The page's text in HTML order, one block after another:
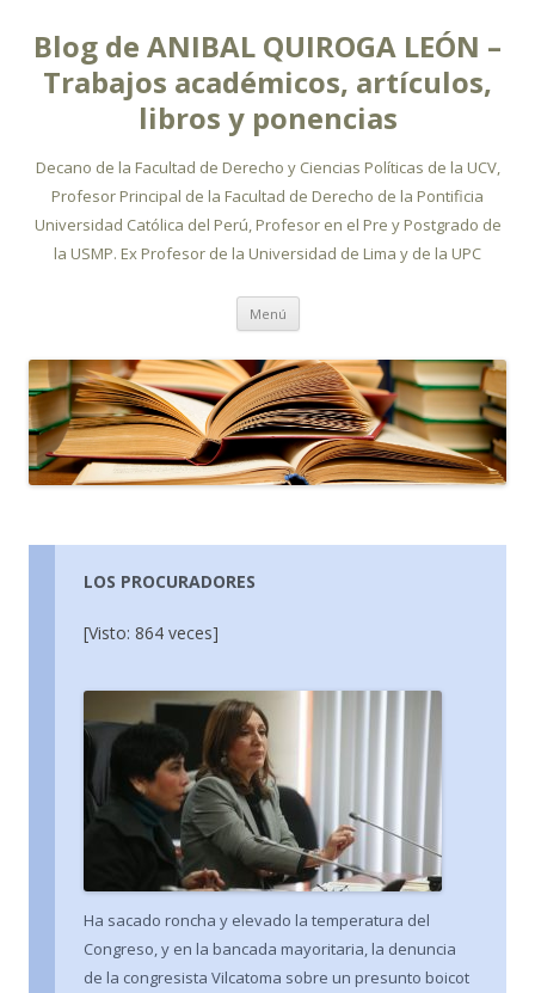
Blog de ANIBAL QUIROGA LEÓN –
Trabajos académicos, artículos,
libros y ponencias
Decano de la Facultad de Derecho y Ciencias Políticas de la UCV,
Profesor Principal de la Facultad de Derecho de la Pontificia
Universidad Católica del Perú, Profesor en el Pre y Postgrado de
la USMP. Ex Profesor de la Universidad de Lima y de la UPC
Menú Ir
contenido
LOS PROCURADORES
[Visto: 864 veces]
Ha sacado roncha y elevado la temperatura del
Congreso, y en la bancada mayoritaria, la denuncia
de la congresista Vilcatoma sobre un presunto boicot